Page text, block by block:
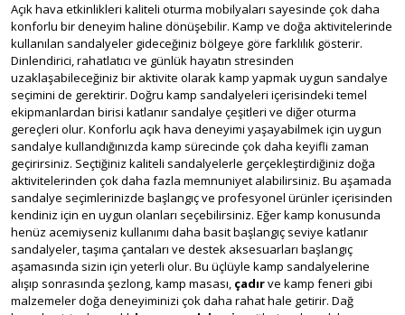
Açık hava etkinlikleri kaliteli oturma mobilyaları sayesinde çok daha
konforlu bir deneyim haline dönüşebilir. Kamp ve doğa aktivitelerinde
kullanılan sandalyeler gideceğiniz bölgeye göre farklılık gösterir.
Dinlendirici, rahatlatıcı ve günlük hayatın stresinden
uzaklaşabileceğiniz bir aktivite olarak kamp yapmak uygun sandalye
seçimini de gerektirir. Doğru kamp sandalyeleri içerisindeki temel
ekipmanlardan birisi katlanır sandalye çeşitleri ve diğer oturma
gereçleri olur. Konforlu açık hava deneyimi yaşayabilmek için uygun
sandalye kullandığınızda kamp sürecinde çok daha keyifli zaman
geçirirsiniz. Seçtiğiniz kaliteli sandalyelerle gerçekleştirdiğiniz doğa
aktivitelerinden çok daha fazla memnuniyet alabilirsiniz. Bu aşamada
sandalye seçimlerinizde başlangıç ve profesyonel ürünler içerisinden
kendiniz için en uygun olanları seçebilirsiniz. Eğer kamp konusunda
henüz acemiyseniz kullanımı daha basit başlangıç seviye katlanır
sandalyeler, taşıma çantaları ve destek aksesuarları başlangıç
aşamasında sizin için yeterli olur. Bu üçlüyle kamp sandalyelerine
alışıp sonrasında şezlong, kamp masası, çadırve kamp feneri gibi
malzemeler doğa deneyiminizi çok daha rahat hale getirir. Dağ